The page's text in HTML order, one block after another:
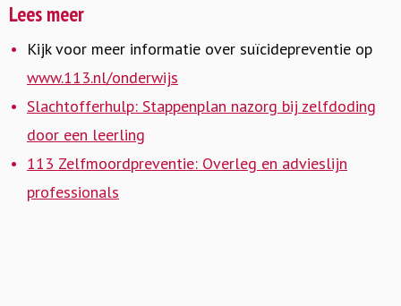
Lees meer
Kijk voor meer informatie over suïcidepreventie op
www.113.nl/onderwijs
Slachtofferhulp: Stappenplan nazorg bij zelfdoding
door een leerling
113 Zelfmoordpreventie: Overleg en advieslijn
professionals